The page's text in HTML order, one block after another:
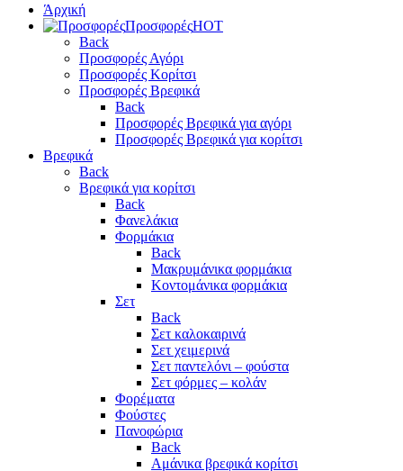
Άρχική
ΠροσφορέςHOT
Back
Προσφορές Αγόρι
Προσφορές Κορίτσι
Προσφορές Βρεφικά
Back
Προσφορές Βρεφικά για αγόρι
Προσφορές Βρεφικά για κορίτσι
Βρεφικά
Back
Βρεφικά για κορίτσι
Back
Φανελάκια
Φορμάκια
Back
Μακρυμάνικα φορμάκια
Κοντομάνικα φορμάκια
Σετ
Back
Σετ καλοκαιρινά
Σετ χειμερινά
Σετ παντελόνι – φούστα
Σετ φόρμες – κολάν
Φορέματα
Φούστες
Πανοφώρια
Back
Αμάνικα βρεφικά κορίτσι